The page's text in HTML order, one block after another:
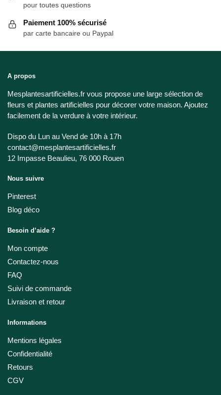
pour toutes questions
Paiement 100% sécurisé
par carte bancaire ou Paypal
A propos
Mesplantesartificielles.fr vous propose une large sélection de
fleurs et plantes artificielles pour décorer votre maison. Ajoutez
facilement de la verdure à votre intérieur.
Dispo du Lun au Vend de 10h à 17h
contact@mesplantesartificielles.fr
12 Impasse Beaulieu, 76 000 Rouen
Nous suivre
Pinterest
Blog déco
Besoin d’aide ?
Mon compte
Contactez-nous
FAQ
Suivi de commande
Livraison et retour
Informations
Mentions légales
Confidentialité
Retours
CGV